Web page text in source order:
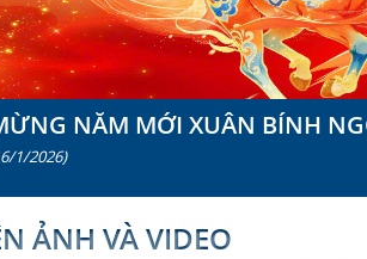
NĂM MỚI XUÂN BÍNH
1/2026)
ẢNH VÀ VIDEO